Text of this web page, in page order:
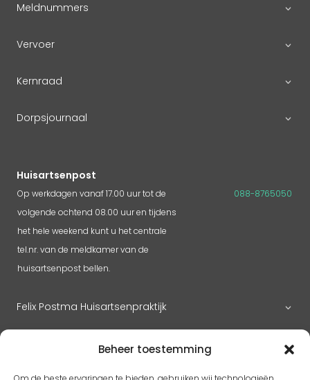
Beheer toestemming
Meldnummers
Vervoer
Kernraad
Dorpsjournaal
Huisartsenpost
Op werkdagen vanaf 17.00 uur tot de
volgende ochtend 08.00 uur en tijdens
het hele weekend kunt u het centrale
tel.nr. van de meldkamer van de
huisartsenpost bellen.
088-8765050
Felix Postma Huisartsenpraktijk
Huisartsenpraktijk Megen